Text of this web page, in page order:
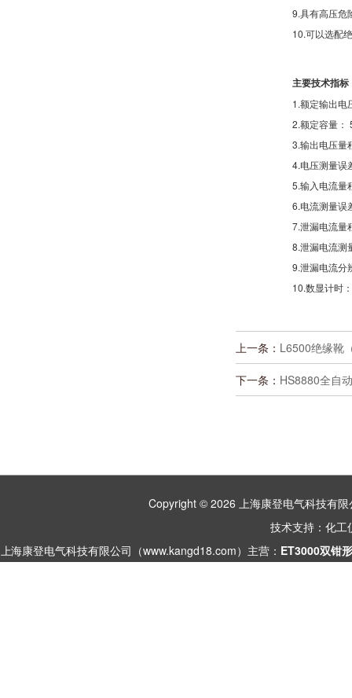
9.具有高压危
10.可以选配
主要技术指标
1.额定输出电
2.额定容量：
3.输出电压
4.电压测量
5.输入电流量
6.电流测量误
7.泄漏电流量
8.泄漏电流测
9.泄漏电流分
10.数显计时
上一条： L6500绝缘靴
下一条： HS8880全自
Copyright © 2026 上海康登电气科技有
技术支持： 化工
上海康登电气科技有限公司（www.kangd18.com）主营： ET3000双钳